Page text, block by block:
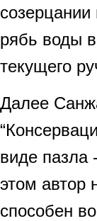
созерцании
рябь воды
текущего
Далее
виде пазла
этом автор
способен